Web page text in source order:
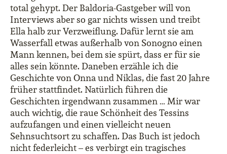
total gehypt. Der Baldoria-Gastgeber will von
Interviews aber so gar nichts wissen und treibt
Ella halb zur Verzweiflung. Dafür lernt sie am
Wasserfall etwas außerhalb von Sonogno einen
Mann kennen, bei dem sie spürt, dass er für sie
alles sein könnte. Daneben erzähle ich die
Geschichte von Onna und Niklas, die fast 20 Jahre
früher stattfindet. Natürlich führen die
Geschichten irgendwann zusammen … Mir war
auch wichtig, die raue Schönheit des Tessins
aufzufangen und einen vielleicht neuen
Sehnsuchtsort zu schaffen. Das Buch ist jedoch
nicht federleicht – es verbirgt ein tragisches